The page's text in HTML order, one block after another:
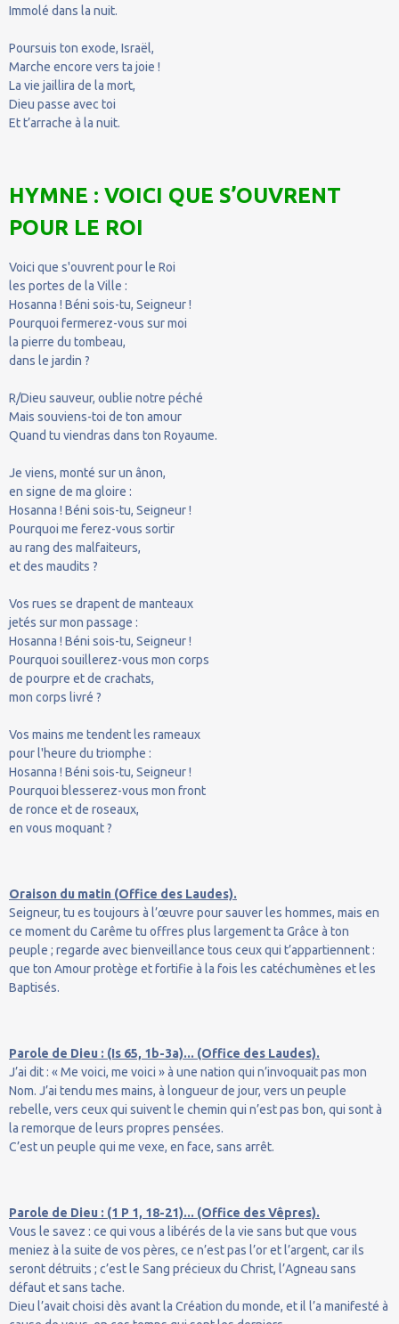
Immolé dans la nuit.
Poursuis ton exode, Israël,
Marche encore vers ta joie !
La vie jaillira de la mort,
Dieu passe avec toi
Et t’arrache à la nuit.
HYMNE : VOICI QUE S’OUVRENT
POUR LE ROI
Voici que s'ouvrent pour le Roi
les portes de la Ville :
Hosanna ! Béni sois-tu, Seigneur !
Pourquoi fermerez-vous sur moi
la pierre du tombeau,
dans le jardin ?
R/Dieu sauveur, oublie notre péché
Mais souviens-toi de ton amour
Quand tu viendras dans ton Royaume.
Je viens, monté sur un ânon,
en signe de ma gloire :
Hosanna ! Béni sois-tu, Seigneur !
Pourquoi me ferez-vous sortir
au rang des malfaiteurs,
et des maudits ?
Vos rues se drapent de manteaux
jetés sur mon passage :
Hosanna ! Béni sois-tu, Seigneur !
Pourquoi souillerez-vous mon corps
de pourpre et de crachats,
mon corps livré ?
Vos mains me tendent les rameaux
pour l'heure du triomphe :
Hosanna ! Béni sois-tu, Seigneur !
Pourquoi blesserez-vous mon front
de ronce et de roseaux,
en vous moquant ?
Oraison du matin (Office des Laudes).
Seigneur, tu es toujours à l’œuvre pour sauver les hommes, mais en
ce moment du Carême tu offres plus largement ta Grâce à ton
peuple ; regarde avec bienveillance tous ceux qui t’appartiennent :
que ton Amour protège et fortifie à la fois les catéchumènes et les
Baptisés.
Parole de Dieu : (Is 65, 1b-3a)... (Office des Laudes).
J’ai dit : « Me voici, me voici » à une nation qui n’invoquait pas mon
Nom. J’ai tendu mes mains, à longueur de jour, vers un peuple
rebelle, vers ceux qui suivent le chemin qui n’est pas bon, qui sont à
la remorque de leurs propres pensées.
C’est un peuple qui me vexe, en face, sans arrêt.
Parole de Dieu : (1 P 1, 18-21)... (Office des Vêpres).
Vous le savez : ce qui vous a libérés de la vie sans but que vous
meniez à la suite de vos pères, ce n’est pas l’or et l’argent, car ils
seront détruits ; c’est le Sang précieux du Christ, l’Agneau sans
défaut et sans tache.
Dieu l’avait choisi dès avant la Création du monde, et il l’a manifesté à